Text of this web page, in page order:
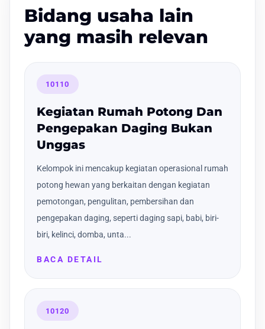
Bidang usaha lain
yang masih relevan
10110
Kegiatan Rumah Potong Dan
Pengepakan Daging Bukan
Unggas
Kelompok ini mencakup kegiatan operasional rumah
potong hewan yang berkaitan dengan kegiatan
pemotongan, pengulitan, pembersihan dan
pengepakan daging, seperti daging sapi, babi, biri-
biri, kelinci, domba, unta...
BACA DETAIL
10120